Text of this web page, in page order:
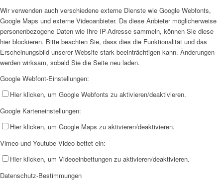
Wir verwenden auch verschiedene externe Dienste wie Google Webfonts,
Google Maps und externe Videoanbieter. Da diese Anbieter möglicherweise
personenbezogene Daten wie Ihre IP-Adresse sammeln, können Sie diese
hier blockieren. Bitte beachten Sie, dass dies die Funktionalität und das
Erscheinungsbild unserer Website stark beeinträchtigen kann. Änderungen
werden wirksam, sobald Sie die Seite neu laden.
Google Webfont-Einstellungen:
Hier klicken, um Google Webfonts zu aktivieren/deaktivieren.
Google Karteneinstellungen:
Hier klicken, um Google Maps zu aktivieren/deaktivieren.
Vimeo und Youtube Video bettet ein:
Hier klicken, um Videoeinbettungen zu aktivieren/deaktivieren.
Datenschutz-Bestimmungen